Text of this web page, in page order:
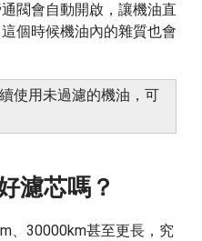
閥會自動開啟，讓機油直
個時候機油內的雜質也會
使用未過濾的機油，可
濾芯嗎？
、30000km甚至更長，究